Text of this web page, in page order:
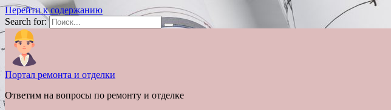
Перейти к содержанию
Search for:
Портал ремонта и отделки
Ответим на вопросы по ремонту и отделке